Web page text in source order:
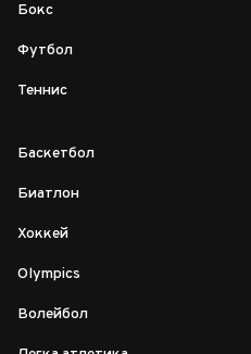
Бокс
Футбол
Теннис
Баскетбол
Биатлон
Хоккей
Olympics
Волейбол